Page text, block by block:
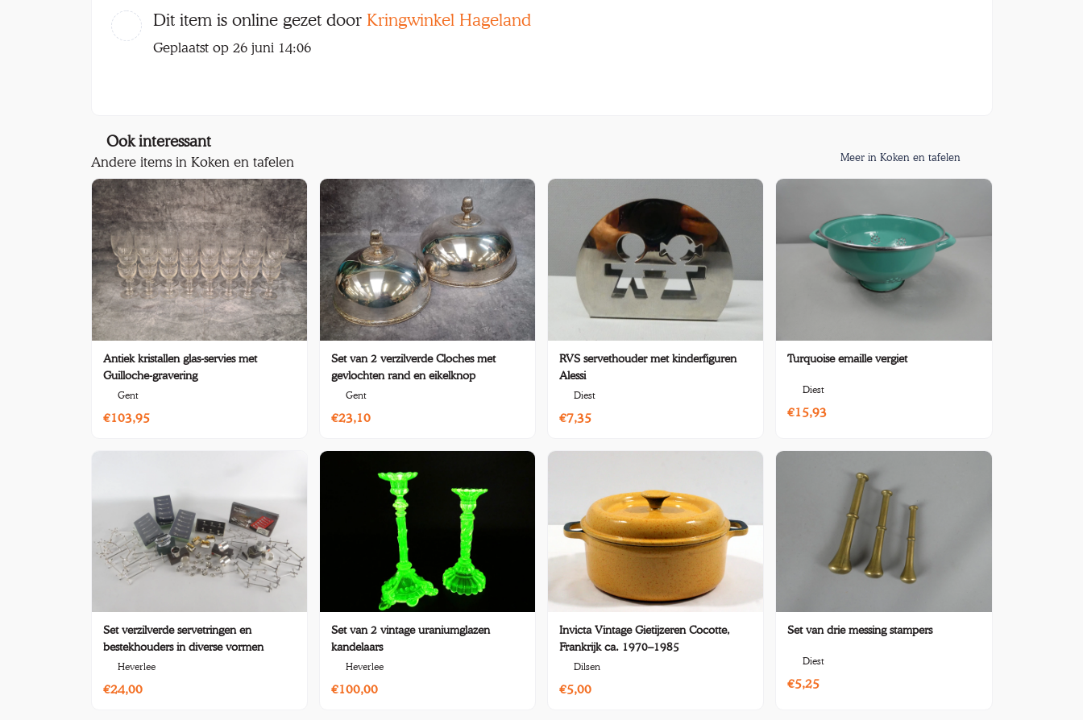
Dit item is online gezet door Kringwinkel Hageland
Geplaatst op 26 juni 14:06
Ook interessant
Andere items in Koken en tafelen Meer in Koken en tafelen
Antiek kristallen glas-servies met
Guilloche-gravering
Gent
€103,95
Set van 2 verzilverde Cloches met
gevlochten rand en eikelknop
Gent
€23,10
RVS servethouder met kinderfiguren
Alessi
Diest
€7,35
Turquoise emaille vergiet
Diest
€15,93
Set verzilverde servetringen en
bestekhouders in diverse vormen
Heverlee
€24,00
Set van 2 vintage uraniumglazen
kandelaars
Heverlee
€100,00
Invicta Vintage Gietijzeren Cocotte,
Frankrijk ca. 1970–1985
Dilsen
€5,00
Set van drie messing stampers
Diest
€5,25